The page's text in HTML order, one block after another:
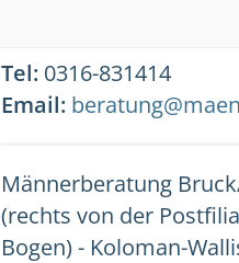
Tel: 0316-831414
Email:
Männerberatung
(rechts von der
Bogen) - Koloman-